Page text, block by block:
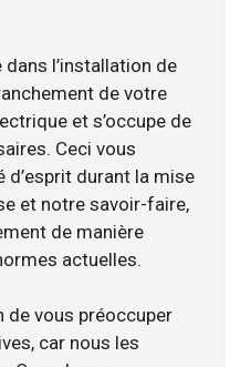
l’installation de
de votre
et s’occupe de
Ceci vous
durant la mise
et notre savoir-faire,
de manière
actuelles.
de vous préoccuper
car nous les